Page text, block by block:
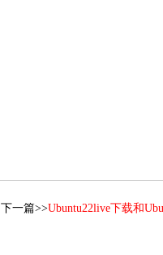
下一篇>>Ubuntu22live下载和